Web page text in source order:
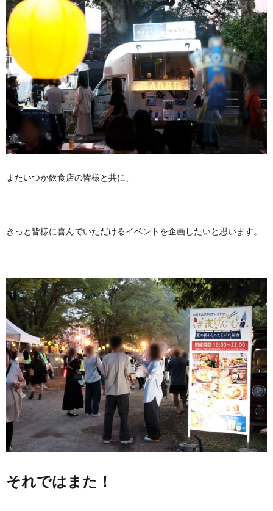
またいつか飲食店の皆様と共に、
きっと皆様に喜んでいただけるイベントを企画したいと思います。
それではまた！